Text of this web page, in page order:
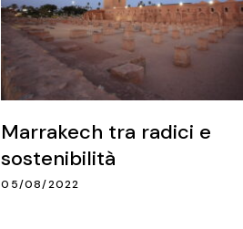
Marrakech tra radici e
sostenibilità
05/08/2022